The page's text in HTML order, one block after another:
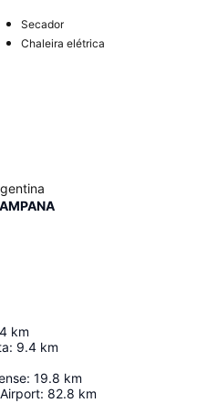
Secador
Chaleira elétrica
km
: 9.4 km
: 19.8 km
: 82.8 km